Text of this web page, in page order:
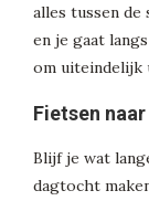
alles tussen de
en je gaat
om uiteindelijk
Fietsen
Blijf je wat
dagtocht